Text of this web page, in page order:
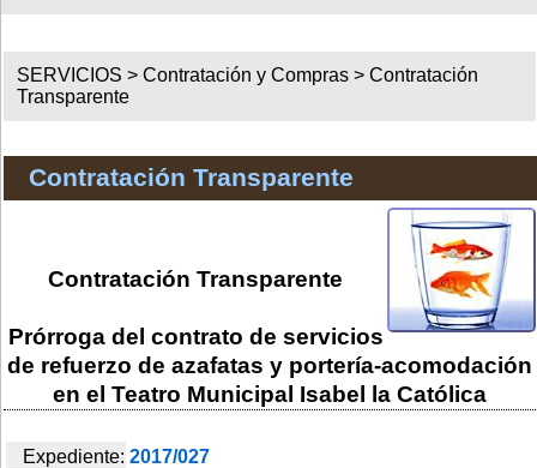
SERVICIOS >Contratación y Compras >Contratación
Transparente
Contratación Transparente
Contratación Transparente
Prórroga del contrato de servicios
de refuerzo de azafatas y portería-acomodación
en el Teatro Municipal Isabel la Católica
Expediente: 2017/027